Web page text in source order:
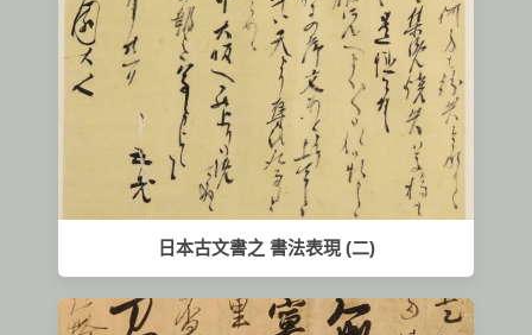
日本古文書之 書法表現 (二)